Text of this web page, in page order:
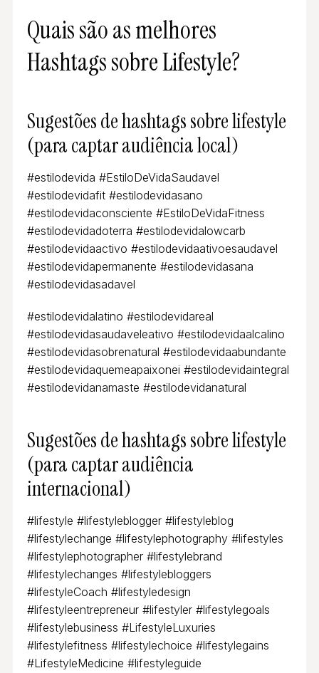
Quais são as melhores
Hashtags sobre Lifestyle?
Sugestões de hashtags sobre lifestyle
(para captar audiência local)
#estilodevida #EstiloDeVidaSaudavel
#estilodevidafit #estilodevidasano
#estilodevidaconsciente #EstiloDeVidaFitness
#estilodevidadoterra #estilodevidalowcarb
#estilodevidaactivo #estilodevidaativoesaudavel
#estilodevidapermanente #estilodevidasana
#estilodevidasadavel
#estilodevidalatino #estilodevidareal
#estilodevidasaudaveleativo #estilodevidaalcalino
#estilodevidasobrenatural #estilodevidaabundante
#estilodevidaquemeapaixonei #estilodevidaintegral
#estilodevidanamaste #estilodevidanatural
Sugestões de hashtags sobre lifestyle
(para captar audiência
internacional)
#lifestyle #lifestyleblogger #lifestyleblog
#lifestylechange #lifestylephotography #lifestyles
#lifestylephotographer #lifestylebrand
#lifestylechanges #lifestylebloggers
#lifestyleCoach #lifestyledesign
#lifestyleentrepreneur #lifestyler #lifestylegoals
#lifestylebusiness #LifestyleLuxuries
#lifestylefitness #lifestylechoice #lifestylegains
#LifestyleMedicine #lifestyleguide